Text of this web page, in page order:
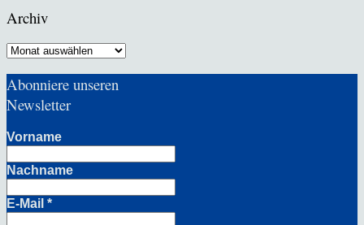
Archiv
Archiv
Abonniere unseren
Newsletter
Vorname
Nachname
E-Mail *